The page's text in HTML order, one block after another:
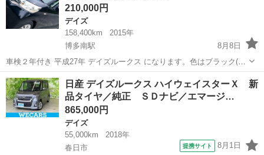
210,000円
デイズ
158,400km
2015年
博多南駅
8月8日
車検２年付き 平成27年 デイズルークス になります。色はブラック(黒
色)になります。車検は今年の8月3日に受けましたので、車検２年あり
ます。その際に悪い部分は交換しております。クーラーも冷えます。
もちろんオイル交換等もきち...
福岡 春日市 博多南駅 デイズ 走行距離
日産 デイズルークス ハイウェイスターＸ 新
品タイヤ／純正 ＳＤナビ／エマージ…
865,000円
デイズ
55,000km
2018年
春日市
提携サイト 8月1日